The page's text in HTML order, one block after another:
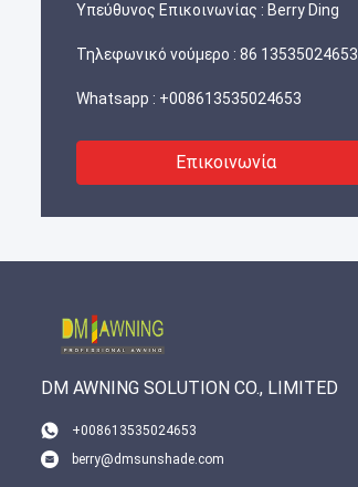
Υπεύθυνος Επικοινωνίας : Berry Ding
Τηλεφωνικό νούμερο : 86 13535024653
Whatsapp : +008613535024653
Επικοινωνία
DM AWNING SOLUTION CO., LIMITED
+008613535024653
berry@dmsunshade.com